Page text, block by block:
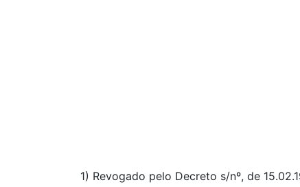
1) Revogado pelo Decreto s/nº, de